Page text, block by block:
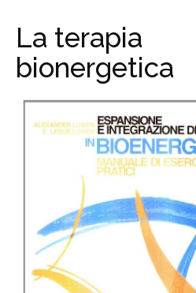
La terapia
bionergetica